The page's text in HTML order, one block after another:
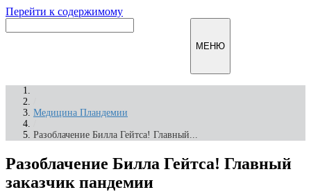
Перейти к содержимому
МЕНЮ
Медицина Пландемии
Разоблачение Билла Гейтса! Главный...
Разоблачение Билла Гейтса! Главный
заказчик пaндeмии